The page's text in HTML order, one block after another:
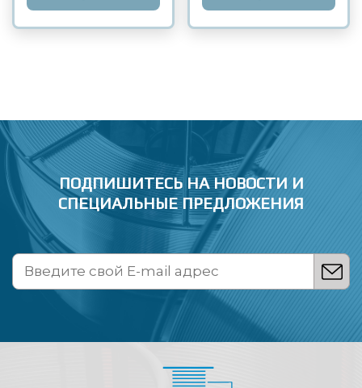
ПОДПИШИТЕСЬ НА НОВОСТИ И
СПЕЦИАЛЬНЫЕ ПРЕДЛОЖЕНИЯ